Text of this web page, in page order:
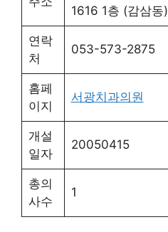
1616 1층 (감삼동)
연락
처
053-573-2875
홈페
이지
서광치과의원
개설
일자
20050415
총의
사수
1